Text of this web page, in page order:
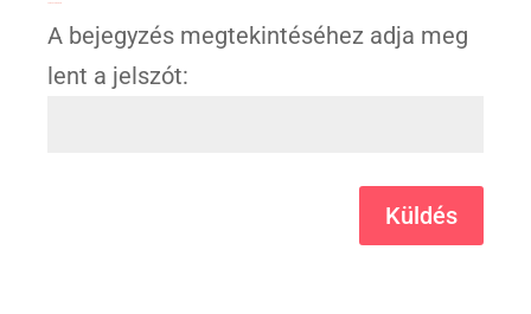
A bejegyzés megtekintéséhez adja meg
lent a jelszót:
Küldés